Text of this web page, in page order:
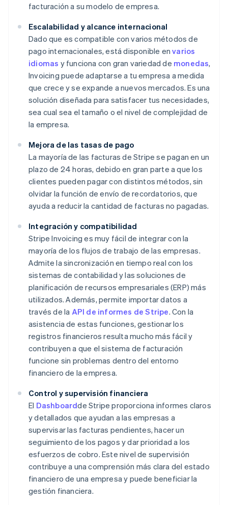
facturación a su modelo de empresa.
Escalabilidad y alcance internacional
Dado que es compatible con varios métodos de
pago internacionales, está disponible envarios
idiomas y funciona con gran variedad de monedas,
Invoicing puede adaptarse a tu empresa a medida
que crece y se expande a nuevos mercados. Es una
solución diseñada para satisfacer tus necesidades,
sea cual sea el tamaño o el nivel de complejidad de
la empresa.
Mejora de las tasas de pago
La mayoría de las facturas de Stripe se pagan en un
plazo de 24 horas, debido en gran parte a que los
clientes pueden pagar con distintos métodos, sin
olvidar la función de envío de recordatorios, que
ayuda a reducir la cantidad de facturas no pagadas.
Integración y compatibilidad
Stripe Invoicing es muy fácil de integrar con la
mayoría de los flujos de trabajo de las empresas.
Admite la sincronización en tiempo real con los
sistemas de contabilidad y las soluciones de
planificación de recursos empresariales (ERP) más
utilizados. Además, permite importar datos a
través de la API de informes de Stripe. Con la
asistencia de estas funciones, gestionar los
registros financieros resulta mucho más fácil y
contribuyen a que el sistema de facturación
funcione sin problemas dentro del entorno
financiero de la empresa.
Control y supervisión financiera
El Dashboardde Stripe proporciona informes claros
y detallados que ayudan a las empresas a
supervisar las facturas pendientes, hacer un
seguimiento de los pagos y dar prioridad a los
esfuerzos de cobro. Este nivel de supervisión
contribuye a una comprensión más clara del estado
financiero de una empresa y puede beneficiar la
gestión financiera.